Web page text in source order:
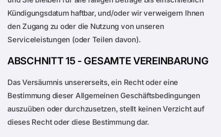
Kündigungsdatum haftbar, und/oder wir verweigern Ihnen
den Zugang zu oder die Nutzung von unseren
Serviceleistungen (oder Teilen davon).
ABSCHNITT 15 - GESAMTE VEREINBARUNG
Das Versäumnis unsererseits, ein Recht oder eine
Bestimmung dieser Allgemeinen Geschäftsbedingungen
auszuüben oder durchzusetzen, stellt keinen Verzicht auf
dieses Recht oder diese Bestimmung dar.